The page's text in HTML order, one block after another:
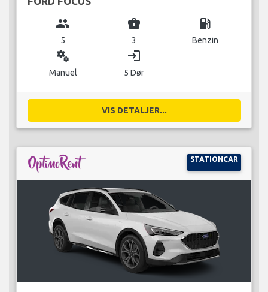
group
5
business_center
3
local_gas_station
Benzin
miscellaneous_services
Manuel
login
5 Dør
VIS DETALJER...
STATIONCAR